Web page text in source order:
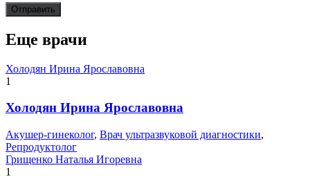
Еще врачи
Холодян Ирина Ярославовна
1
Холодян Ирина Ярославовна
Акушер-гинеколог, Врач ультразвуковой диагностики,
Репродуктолог
Грищенко Наталья Игоревна
1